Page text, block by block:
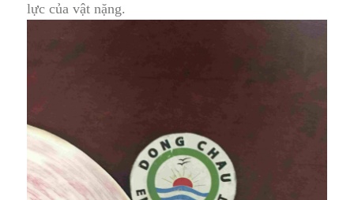
lực của vật nặng.